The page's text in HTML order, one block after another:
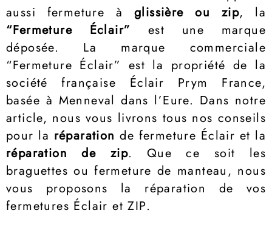
aussi fermeture àglissière ou zip, la
“Fermeture Éclair” est une marque
déposée. La marque commerciale
“Fermeture Éclair” est la propriété de la
société française Éclair Prym France,
basée à Menneval dans l’Eure. Dans notre
article, nous vous livrons tous nos conseils
pour la réparationde fermeture Éclair et la
réparation de zip. Que ce soit les
braguettes ou fermeture de manteau, nous
vous proposons la réparation de vos
fermetures Éclair et ZIP.